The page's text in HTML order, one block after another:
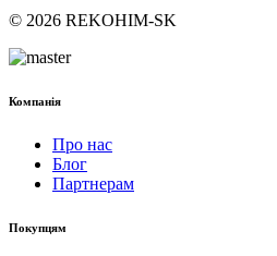
© 2026 REKOHIM-SK
Компанія
Про нас
Блог
Партнерам
Покупцям